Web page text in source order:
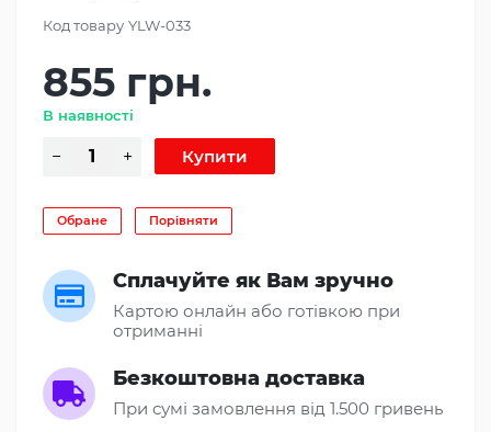
Код товару YLW-033
855 грн.
В наявності
Обране Порівняти
Сплачуйте як Вам зручно
Картою онлайн або готівкою при
отриманні
Безкоштовна доставка
При сумі замовлення від 1.500 гривень